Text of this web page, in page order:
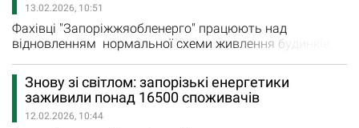
13.02.2026, 10:51
Фахівці "Запоріжжяобленерго" працюють над
відновленням нормальної схеми живлення будинків,
лютого росіяни поцілили в енергетичний об'єкт,
внаслідок чого 11,8 тис. абонентів у двох районах
міста залишилися без світла. О 02:45 енергетики
відновили електропостачання 9 428 споживачів. Ще…
Знову зі світлом: запорізькі енергетики
заживили понад 16500 споживачів
12.02.2026, 10:44